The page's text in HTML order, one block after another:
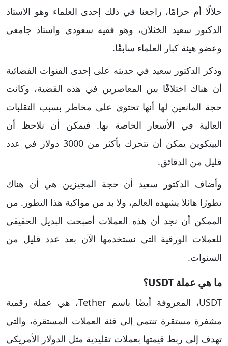
حلالًا أم حرامًا، راجعنا في ذلك إحدى العلماء وهو الاستاذ
الدكتور سعيد الخثلان، وهو فقيه سعودي واستاذ جامعي
وعضو هيئة كبار العلماء سابقًا.
وذكر الدكتور سعيد في حديثه على إحدى القنوات الفضائية
أن هناك اختلافًا بين المعاصرين في هذه القضية، وكانت
حجة المانعين لها أنها تحتوي على مخاطر بسبب التقلبات
العالية في الأسعار الخاصة بها. فيمكن أن نلاحظ أن
البيتكوين يمكن أن تتحرك بأكثر من 3000 دولار في عدد
قليل من الدقائق.
وأضاف الدكتور سعيد أن حجة المجيزين هي أن هناك
تطورًا هائلا يشهده العالم، ولا بد من مواكبة هذا التطور. من
الممكن أن نجد أن هذه العملات أصبحت البديل الحقيقي
للعملات الورقية التي نستخدمها الآن بعد عدد قليل من
السنوات.
ما هي عملة USDT؟
USDT، المعروفة أيضًا باسم Tether، هي عملة رقمية
مشفرة مستقرة تنتمي إلى فئة العملات المستقرة، والتي
تهدف إلى ربط قيمتها بعملات تقليدية مثل الدولار الأمريكي